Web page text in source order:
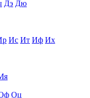
Дэ Дю
Ис Ит Иф Их
Оц